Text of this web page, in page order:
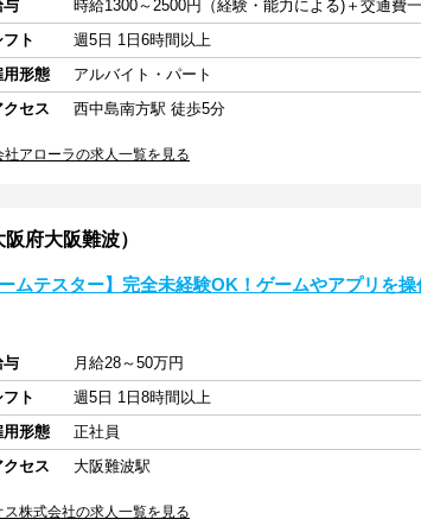
与
時給1300～2500円（経験・能力による)＋交通費
フト
週5日 1日6時間以上
用形態
アルバイト・パート
クセス
西中島南方駅 徒歩5分
社アローラの求人一覧を見る
府大阪難波）
ームテスター】完全未経験OK！ゲームやアプリを操
与
月給28～50万円
フト
週5日 1日8時間以上
用形態
正社員
クセス
大阪難波駅
ス株式会社の求人一覧を見る